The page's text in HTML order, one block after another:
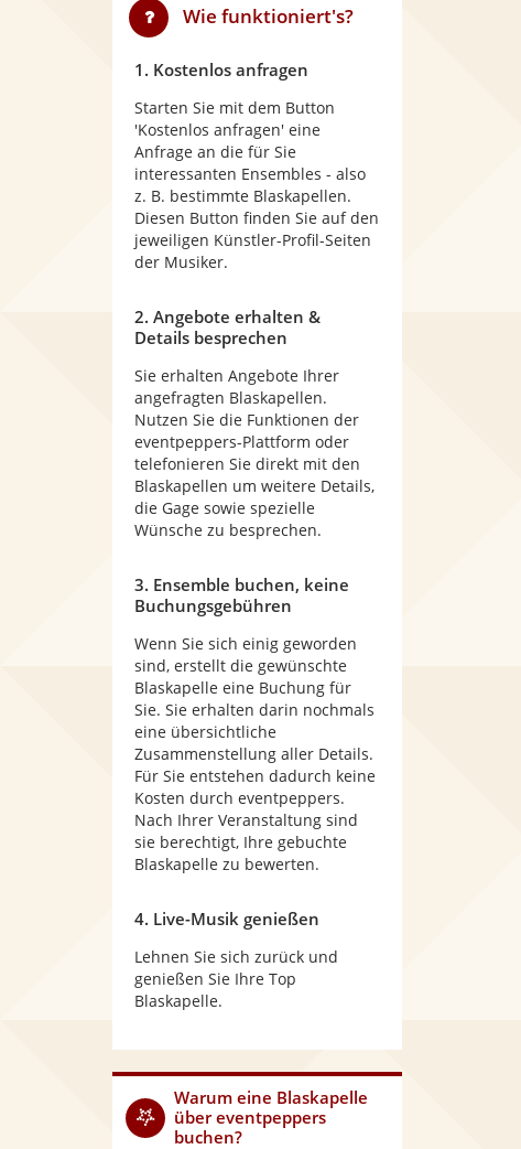
Wie funktioniert's?
1. Kostenlos anfragen
Starten Sie mit dem Button
'Kostenlos anfragen' eine
Anfrage an die für Sie
interessanten Ensembles - also
z. B. bestimmte Blaskapellen.
Diesen Button finden Sie auf den
jeweiligen Künstler-Profil-Seiten
der Musiker.
2. Angebote erhalten &
Details besprechen
Sie erhalten Angebote Ihrer
angefragten Blaskapellen.
Nutzen Sie die Funktionen der
eventpeppers-Plattform oder
telefonieren Sie direkt mit den
Blaskapellen um weitere Details,
die Gage sowie spezielle
Wünsche zu besprechen.
3. Ensemble buchen, keine
Buchungsgebühren
Wenn Sie sich einig geworden
sind, erstellt die gewünschte
Blaskapelle eine Buchung für
Sie. Sie erhalten darin nochmals
eine übersichtliche
Zusammenstellung aller Details.
Für Sie entstehen dadurch keine
Kosten durch eventpeppers.
Nach Ihrer Veranstaltung sind
sie berechtigt, Ihre gebuchte
Blaskapelle zu bewerten.
4. Live-Musik genießen
Lehnen Sie sich zurück und
genießen Sie Ihre Top
Blaskapelle.
Warum eine Blaskapelle
über eventpeppers
buchen?